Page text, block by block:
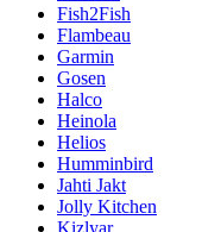
Fish2Fish
Flambeau
Garmin
Gosen
Halco
Heinola
Helios
Humminbird
Jahti Jakt
Jolly Kitchen
Kizlyar